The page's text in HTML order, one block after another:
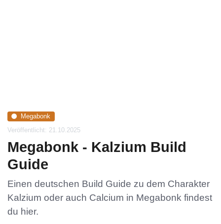
Megabonk
Veröffentlicht: 21.10.2025
Megabonk - Kalzium Build
Guide
Einen deutschen Build Guide zu dem Charakter
Kalzium oder auch Calcium in Megabonk findest
du hier.